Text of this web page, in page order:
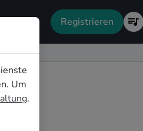
Registrieren
Um
.